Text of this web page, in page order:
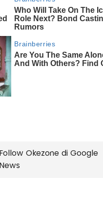
Follow Okezone di Google
News